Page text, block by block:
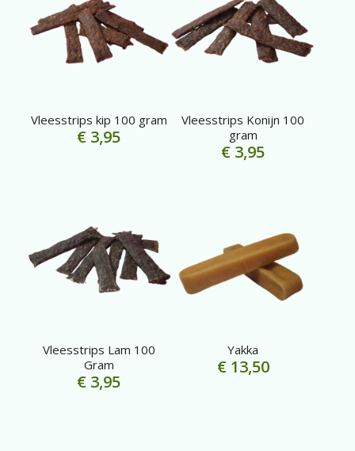
Vleesstrips kip 100 gram
€ 3,95
Vleesstrips Konijn 100
gram
€ 3,95
Vleesstrips Lam 100
Gram
€ 3,95
Yakka
€13,50